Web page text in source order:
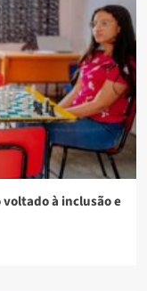
voltado à inclusão e